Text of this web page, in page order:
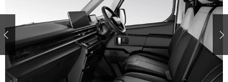
注目の記事
ショップレポート 愛車 File
自動車豆知識 ストップ！不具合修理＆粗悪修理
鈑金・塗装
ディテイリング
ディテイリング 洗車
ヘッドライト磨き コーティング
鈑金・塗装
防錆
特集記事